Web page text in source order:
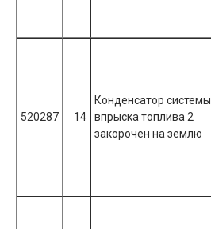
520287 14
Конденсатор системы
впрыска топлива 2
закорочен на землю